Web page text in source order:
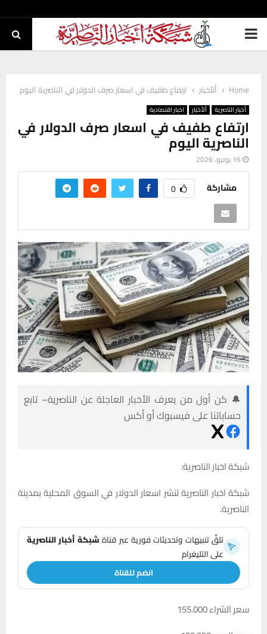
PRIMARY
Home ألأخبار ارتفاع طفيف في اسعار صرف الدولار في الناصرية اليوم
أخبار الناصرية ألأخبار اخبار اقتصادية
ارتفاع طفيف في اسعار صرف الدولار في
الناصرية اليوم
16 يونيو، 2026
مشاركة 0
🔔 كن أول من يعرف الأخبار العاجلة عن الناصرية– تابع
حساباتنا على فيسبوك أو أكس
شبكة اخبار الناصرية:
شبكة اخبار الناصرية تنشر اسعار الدولار في السوق المحلية بمدينة
الناصرية.
تلقَّ تنبيهات وتحديثات فورية عبر قناةشبكة أخبار الناصرية
على التليغرام
انضم للقناة
سعر الشراء 155.000